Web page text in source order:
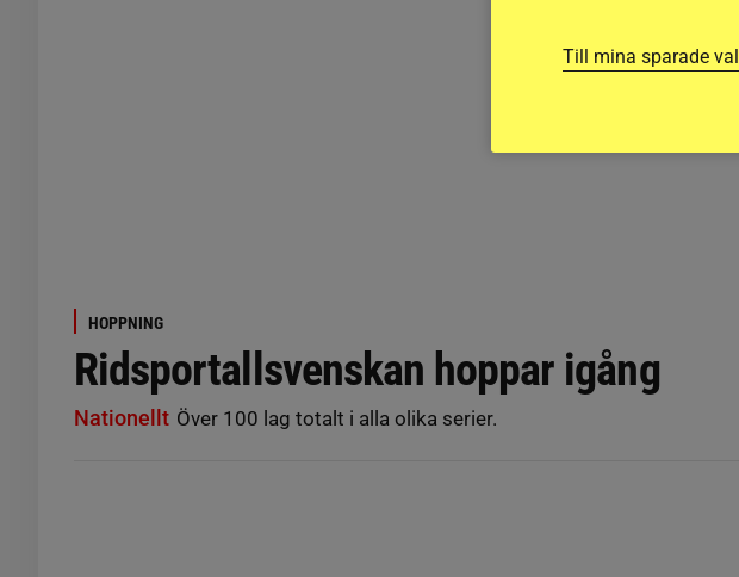
HOPPNING
Ridsportallsvenskan hoppar igång
Nationellt Över 100 lag totalt i alla olika serier.
Till mina sparade val